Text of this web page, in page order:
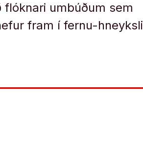
umbúðum sem
fram í fernu-hneyksli